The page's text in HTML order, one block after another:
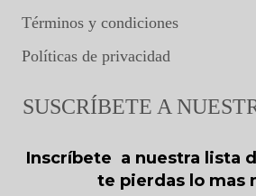
Términos y condiciones
Políticas de privacidad
SUSCRÍBETE A
Inscríbete a nuestra lista
te pierdas lo mas